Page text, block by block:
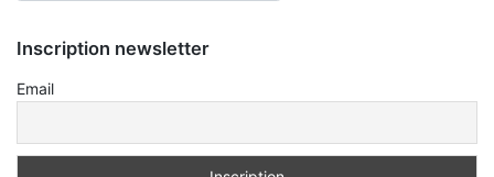
Inscription newsletter
Email